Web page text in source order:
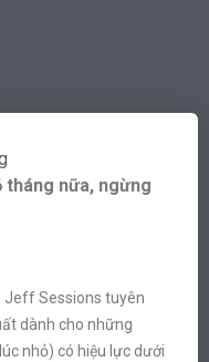
tháng nữa, ngừng
Jeff Sessions tuyên
dành cho những
nhỏ) có hiệu lực dưới